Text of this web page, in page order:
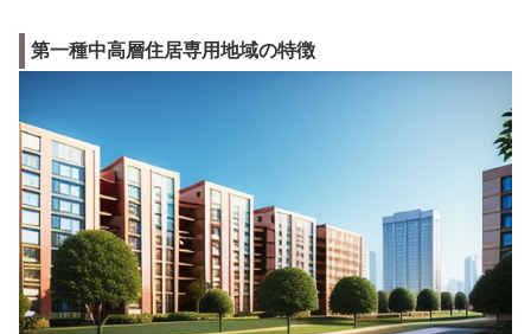
第一種中高層住居専用地域の特徴